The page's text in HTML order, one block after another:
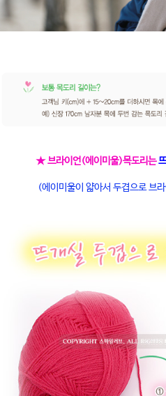
★ 브라이언(에이미울)목도리는
(에이미울이 얇아서 두겹으로 브